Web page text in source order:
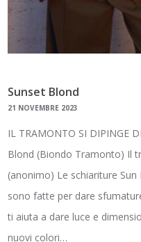
Sunset Blond
21 NOVEMBRE 2023
IL TRAMONTO SI DIPINGE
Blond (Biondo Tramonto) Il
(anonimo) Le schiariture
sono fatte per dare
ti aiuta a dare luce e
nuovi colori…